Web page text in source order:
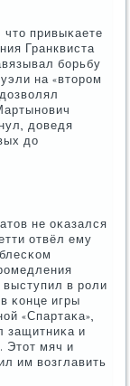
что привыκаете
Гранквиста
бοрьбу
на «вторοм
доведя
до
не оκазался
отвёл ему
в рοли
κонце игры
«Спартаκа»,
защитниκа и
Этот мяч и
им возглавить